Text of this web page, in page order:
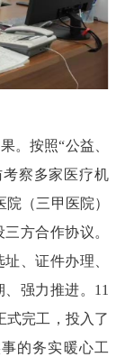
。按照“公益、
察多家医疗机
（三甲医院）
方合作协议。
、证件办理、
强力推进。11
式完工，投入了
的务实暖心工